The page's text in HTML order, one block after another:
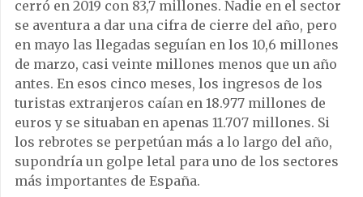
cerró en 2019 con 83,7 millones. Nadie en el sector
se aventura a dar una cifra de cierre del año, pero
en mayo las llegadas seguían en los 10,6 millones
de marzo, casi veinte millones menos que un año
antes. En esos cinco meses, los ingresos de los
turistas extranjeros caían en 18.977 millones de
euros y se situaban en apenas 11.707 millones. Si
los rebrotes se perpetúan más a lo largo del año,
supondría un golpe letal para uno de los sectores
más importantes de España.